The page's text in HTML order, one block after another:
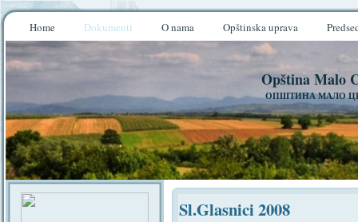
Home Dokumenti O nama Opštinska uprava
Opština Malo
ОПШТИНА МАЛО
Sl.Glasnici 2008